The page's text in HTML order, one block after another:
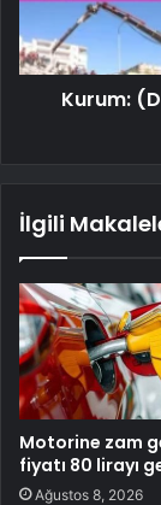
Kurum:
İlgili
Motorine zam
fiyatı 80 lirayı
Ağustos 8, 2026